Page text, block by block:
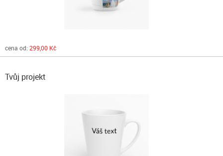
cena od: 299,00 Kč
Tvůj projekt